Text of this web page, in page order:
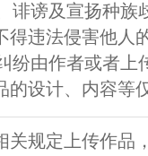
诽谤及宣扬种族
得违法侵害他人
纷由作者或者上
的设计、内容等
关规定上传作品